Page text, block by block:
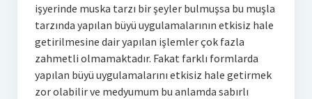
işyerinde muska tarzı bir şeyler bulmuşsa bu muşla
tarzında yapılan büyü uygulamalarının etkisiz hale
getirilmesine dair yapılan işlemler çok fazla
zahmetli olmamaktadır. Fakat farklı formlarda
yapılan büyü uygulamalarını etkisiz hale getirmek
zor olabilir ve medyumum bu anlamda sabırlı